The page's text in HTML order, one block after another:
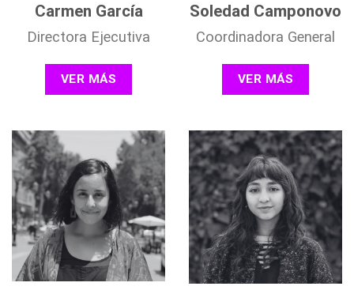
Carmen García
Directora Ejecutiva
VER MÁS
Soledad Camponovo
Coordinadora General
VER MÁS